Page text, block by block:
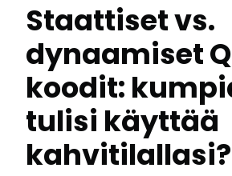
Staattiset vs.
dynaamiset
koodit:
tulisi käyttää
kahvitilallasi?